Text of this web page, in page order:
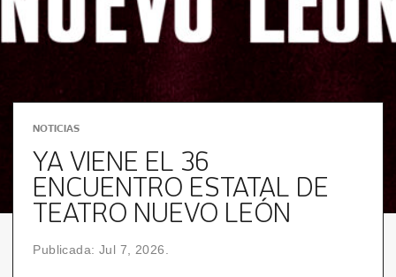
NOTICIAS
YA VIENE EL 36
ENCUENTRO ESTATAL DE
TEATRO NUEVO LEÓN
Publicada: Jul 7, 2026.